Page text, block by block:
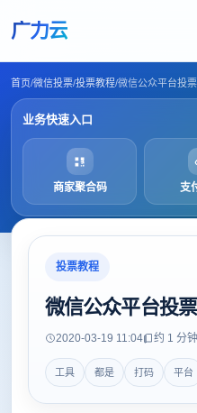
广力云
首页/微信投票/投票教程/微信公众平台投
业务快速入口
商家聚合码 支
投票教程
微信公众平台投
2020-03-19 11:04 约 1 分钟
工具 都是 打码 平台